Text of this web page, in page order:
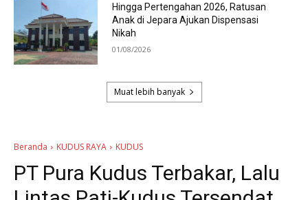
Hingga Pertengahan 2026, Ratusan
Anak di Jepara Ajukan Dispensasi
Nikah
01/08/2026
Muat lebih banyak